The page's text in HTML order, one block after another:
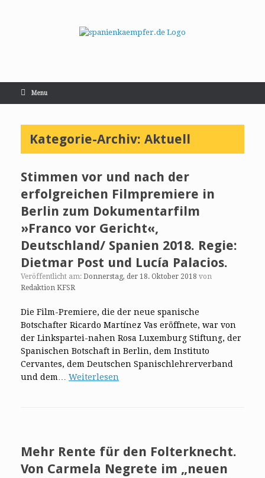
Menu
Kategorie-Archiv: Aktuell
Stimmen vor und nach der
erfolgreichen Filmpremiere in
Berlin zum Dokumentarfilm
»Franco vor Gericht«,
Deutschland/ Spanien 2018. Regie:
Dietmar Post und Lucía Palacios.
Veröffentlicht am: Donnerstag, der 18. Oktober 2018 von
Redaktion KFSR
Die Film-Premiere, die der neue spanische
Botschafter Ricardo Martínez Vas eröffnete, war von
der Linkspartei-nahen Rosa Luxemburg Stiftung, der
Spanischen Botschaft in Berlin, dem Instituto
Cervantes, dem Deutschen Spanischlehrerverband
und dem… Weiterlesen
Mehr Rente für den Folterknecht.
Von Carmela Negrete im „neuen